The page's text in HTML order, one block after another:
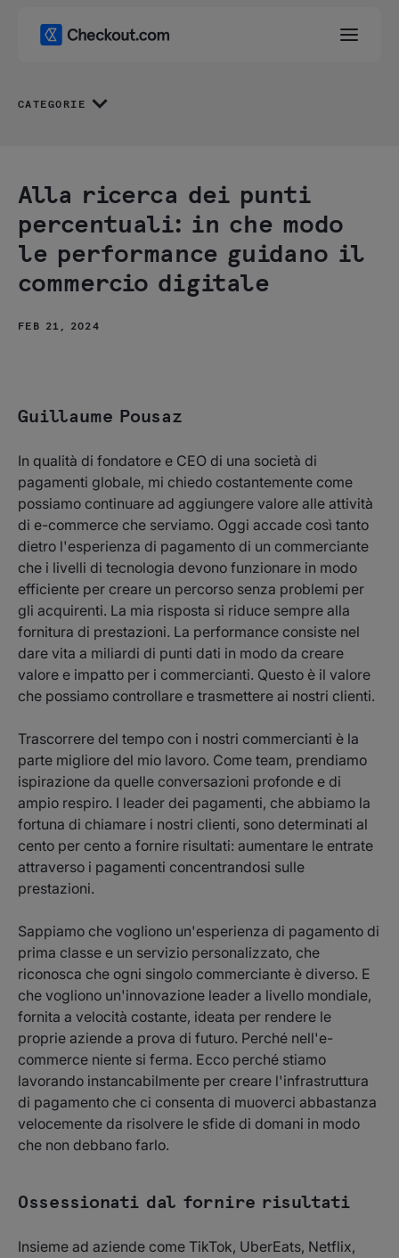
CATEGORIE
Alla ricerca dei punti
percentuali: in che modo
le performance guidano il
commercio digitale
FEB 21, 2024
Guillaume Pousaz
In qualità di fondatore e CEO di una società di
pagamenti globale, mi chiedo costantemente come
possiamo continuare ad aggiungere valore alle attività
di e-commerce che serviamo. Oggi accade così tanto
dietro l'esperienza di pagamento di un commerciante
che i livelli di tecnologia devono funzionare in modo
efficiente per creare un percorso senza problemi per
gli acquirenti. La mia risposta si riduce sempre alla
fornitura di prestazioni. La performance consiste nel
dare vita a miliardi di punti dati in modo da creare
valore e impatto per i commercianti. Questo è il valore
che possiamo controllare e trasmettere ai nostri clienti.
Trascorrere del tempo con i nostri commercianti è la
parte migliore del mio lavoro. Come team, prendiamo
ispirazione da quelle conversazioni profonde e di
ampio respiro. I leader dei pagamenti, che abbiamo la
fortuna di chiamare i nostri clienti, sono determinati al
cento per cento a fornire risultati: aumentare le entrate
attraverso i pagamenti concentrandosi sulle
prestazioni.
Sappiamo che vogliono un'esperienza di pagamento di
prima classe e un servizio personalizzato, che
riconosca che ogni singolo commerciante è diverso. E
che vogliono un'innovazione leader a livello mondiale,
fornita a velocità costante, ideata per rendere le
proprie aziende a prova di futuro. Perché nell'e-
commerce niente si ferma. Ecco perché stiamo
lavorando instancabilmente per creare l'infrastruttura
di pagamento che ci consenta di muoverci abbastanza
velocemente da risolvere le sfide di domani in modo
che non debbano farlo.
Ossessionati dal fornire risultati
Insieme ad aziende come TikTok, UberEats, Netflix,